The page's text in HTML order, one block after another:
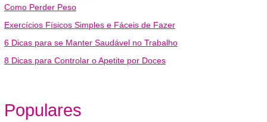
Como Perder Peso
Exercícios Físicos Simples e Fáceis de Fazer
6 Dicas para se Manter Saudável no Trabalho
8 Dicas para Controlar o Apetite por Doces
Populares